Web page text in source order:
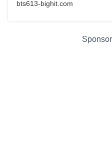
bts613-bighit.com